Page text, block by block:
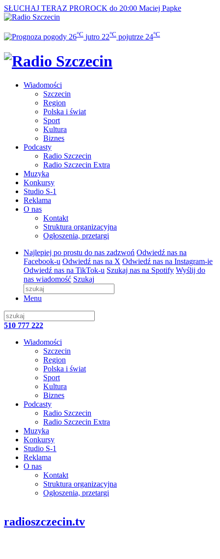
SŁUCHAJ TERAZ PROROCK do 20:00 Maciej Papke
26°C jutro 22°C pojutrze 24°C
Wiadomości
Szczecin
Region
Polska i świat
Sport
Kultura
Biznes
Podcasty
Radio Szczecin
Radio Szczecin Extra
Muzyka
Konkursy
Studio S-1
Reklama
O nas
Kontakt
Struktura organizacyjna
Ogłoszenia, przetargi
Najlepiej po prostu do nas zadzwoń Odwiedź nas na
Facebook-u Odwiedź nas na X Odwiedź nas na Instagram-ie
Odwiedź nas na TikTok-u Szukaj nas na Spotify Wyślij do
nas wiadomość Szukaj
Menu
510 777 222
Wiadomości
Szczecin
Region
Polska i świat
Sport
Kultura
Biznes
Podcasty
Radio Szczecin
Radio Szczecin Extra
Muzyka
Konkursy
Studio S-1
Reklama
O nas
Kontakt
Struktura organizacyjna
Ogłoszenia, przetargi
radioszczecin.tv